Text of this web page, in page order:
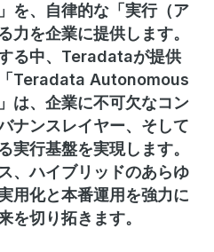
を、自律的な「実行（ア
力を企業に提供します。
る中、Teradataが提供
Teradata Autonomous
、企業に不可欠なコン
ナンスレイヤー、そして
実行基盤を実現します。
、ハイブリッドのあらゆ
用化と本番運用を強力に
を切り拓きます。